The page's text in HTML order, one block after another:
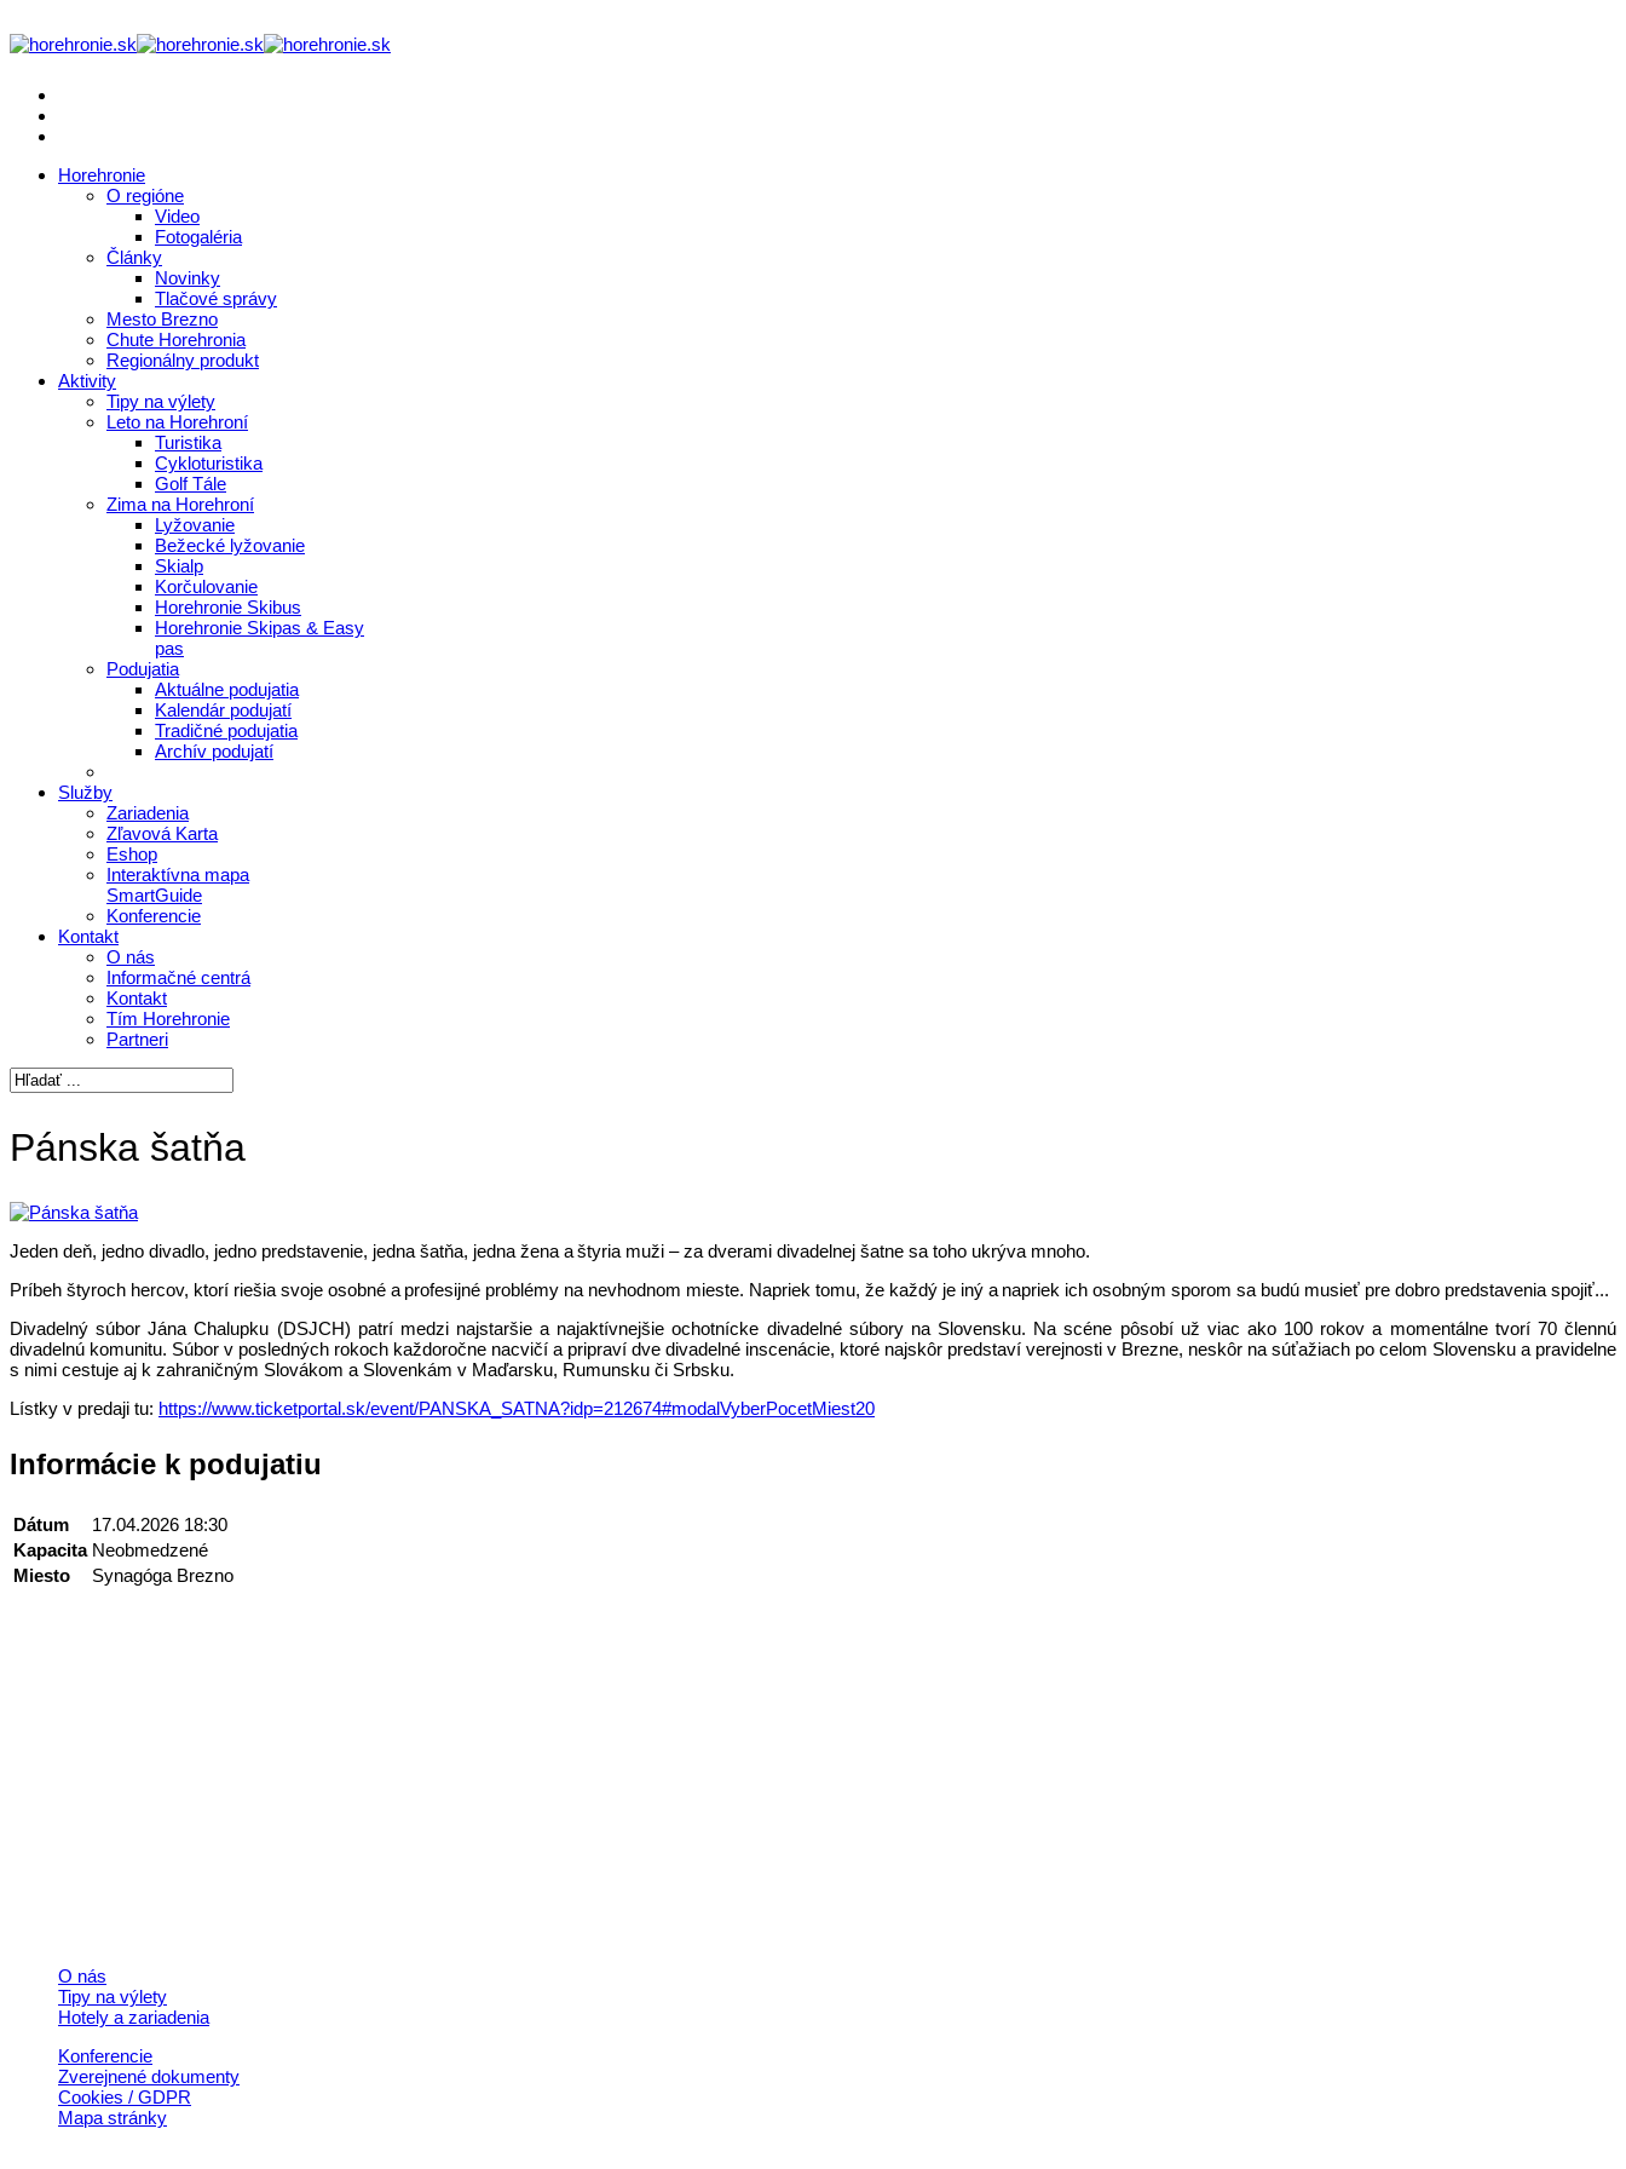
Horehronie
O regióne
Video
Fotogaléria
Články
Novinky
Tlačové správy
Mesto Brezno
Chute Horehronia
Regionálny produkt
Aktivity
Tipy na výlety
Leto na Horehroní
Turistika
Cykloturistika
Golf Tále
Zima na Horehroní
Lyžovanie
Bežecké lyžovanie
Skialp
Korčulovanie
Horehronie Skibus
Horehronie Skipas & Easy
pas
Podujatia
Aktuálne podujatia
Kalendár podujatí
Tradičné podujatia
Archív podujatí
Služby
Zariadenia
Zľavová Karta
Eshop
Interaktívna mapa
SmartGuide
Konferencie
Kontakt
O nás
Informačné centrá
Kontakt
Tím Horehronie
Partneri
Pánska šatňa
Jeden deň, jedno divadlo, jedno predstavenie, jedna šatňa, jedna žena a štyria muži – za dverami divadelnej šatne sa toho ukrýva mnoho.
Príbeh štyroch hercov, ktorí riešia svoje osobné a profesijné problémy na nevhodnom mieste. Napriek tomu, že každý je iný a napriek ich osobným sporom sa budú musieť pre dobro predstavenia spojiť...
Divadelný súbor Jána Chalupku (DSJCH) patrí medzi najstaršie a najaktívnejšie ochotnícke divadelné súbory na Slovensku. Na scéne pôsobí už viac ako 100 rokov a momentálne tvorí 70 člennú
divadelnú komunitu. Súbor v posledných rokoch každoročne nacvičí a pripraví dve divadelné inscenácie, ktoré najskôr predstaví verejnosti v Brezne, neskôr na súťažiach po celom Slovensku a pravidelne
s nimi cestuje aj k zahraničným Slovákom a Slovenkám v Maďarsku, Rumunsku či Srbsku.
Lístky v predaji tu: https://www.ticketportal.sk/event/PANSKA_SATNA?idp=212674#modalVyberPocetMiest20
Informácie k podujatiu
Dátum
17.04.2026 18:30
Kapacita Neobmedzené
Miesto
Synagóga Brezno
O nás
Tipy na výlety
Hotely a zariadenia
Konferencie
Zverejnené dokumenty
Cookies / GDPR
Mapa stránky